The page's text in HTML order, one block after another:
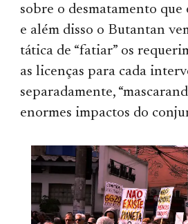
sobre o desmatamento que
e além disso o Butantan
tática de “fatiar” os
as licenças para cada
separadamente,
enormes impactos do